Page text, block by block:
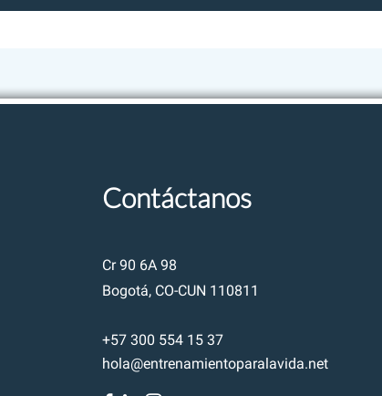
Contáctanos
Cr 90 6A 98
Bogotá, CO-CUN 110811
+57 300 554 15 37
hola@entrenamientoparalavida.net